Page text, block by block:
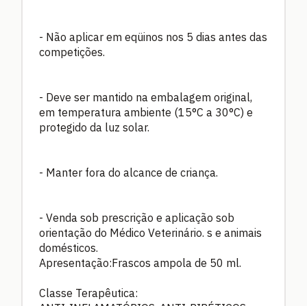
- Não aplicar em eqüinos nos 5 dias antes das
competições.
- Deve ser mantido na embalagem original,
em temperatura ambiente (15°C a 30°C) e
protegido da luz solar.
- Manter fora do alcance de criança.
- Venda sob prescrição e aplicação sob
orientação do Médico Veterinário. s e animais
domésticos.
Apresentação:Frascos ampola de 50 ml.
Classe Terapêutica: